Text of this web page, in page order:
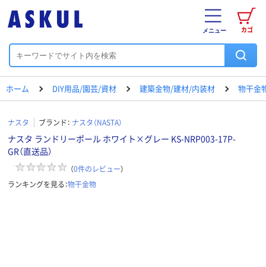
カゴ
メニュー
ホーム DIY用品/園芸/資材 建築金物/建材/内装材 物干金
ナスタ ブランド： ナスタ（NASTA）
ナスタ ランドリーポール ホワイト×グレー KS-NRP003-17P-
GR（直送品）
（0件のレビュー）
ランキングを見る：物干金物